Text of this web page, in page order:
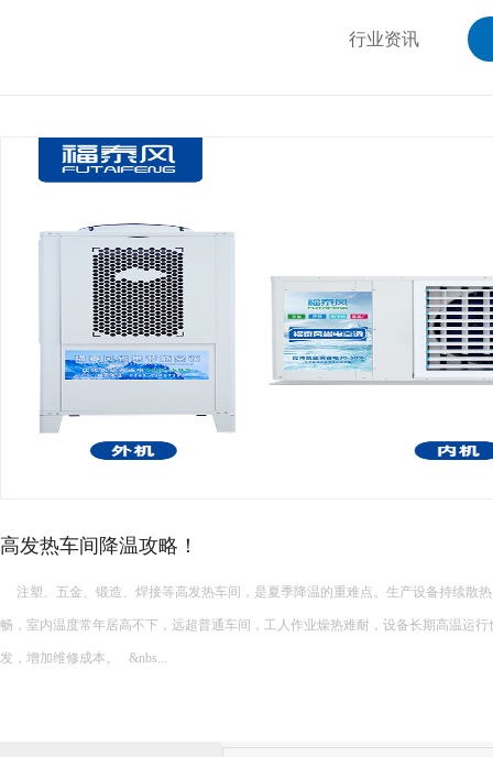
行业资讯
厂房高温降温常见的降温设备…
厂房高温降温常见的降温设备有哪些 厂房高温降温常见的降温设备多种多样，每种设备都有其独特的功能和适
用场景。以下是一些常见的厂房降温设备： 中央空调： 功能：制冷降温。 ...